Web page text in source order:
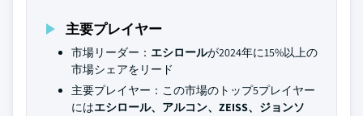
主要プレイヤー
市場リーダー： エシロールが2024年に15%以上の
市場シェアをリード
主要プレイヤー：この市場のトップ5プレイヤー
にはエシロール、アルコン、ZEISS、ジョンソ